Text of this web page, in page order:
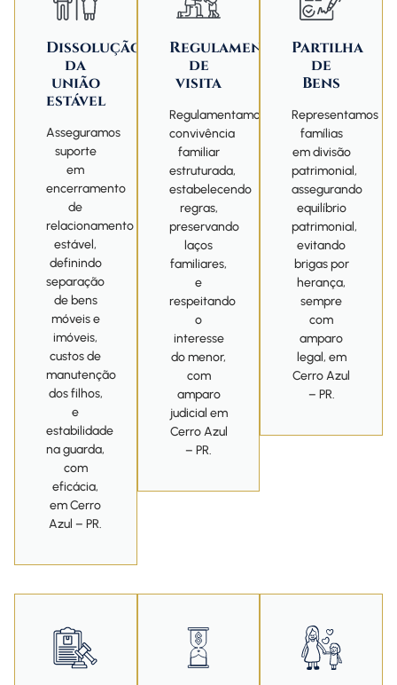
Dissolução
da
união
estável
Asseguramos
suporte
em
encerramento
de
relacionamento
estável,
definindo
separação
de bens
móveis e
imóveis,
custos de
manutenção
dos filhos,
e
estabilidade
na guarda,
com
eficácia,
em Cerro
Azul – PR.
Regulamentação
de
visita
Regulamentamos
convivência
familiar
estruturada,
estabelecendo
regras,
preservando
laços
familiares,
e
respeitando
o
interesse
do menor,
com
amparo
judicial em
Cerro Azul
– PR.
Partilha
de
Bens
Representamos
famílias
em divisão
patrimonial,
assegurando
equilíbrio
patrimonial,
evitando
brigas por
herança,
sempre
com
amparo
legal, em
Cerro Azul
– PR.